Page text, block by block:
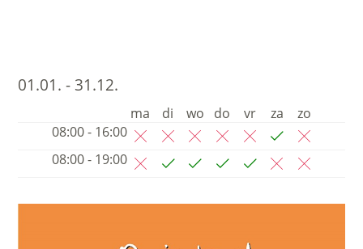
01.01. - 31.12.
ma di wo do vr za
zo
08:00 - 16:00
08:00 - 19:00